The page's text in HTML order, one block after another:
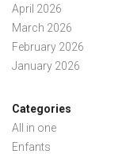
April 2026
March 2026
February 2026
January 2026
Categories
All in one
Enfants